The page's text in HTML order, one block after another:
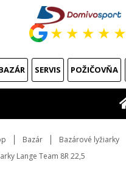
★ ★ ★ ★ ★
SERVIS POŽIČOVŇA
Bazár
Bazárové lyžiarky
Lange Team 8R 22,5